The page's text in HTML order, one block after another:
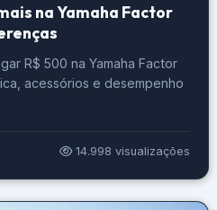
na Yamaha Factor
R$ 500 na Yamaha Factor
acessórios e desempenho
14.998 visualizações